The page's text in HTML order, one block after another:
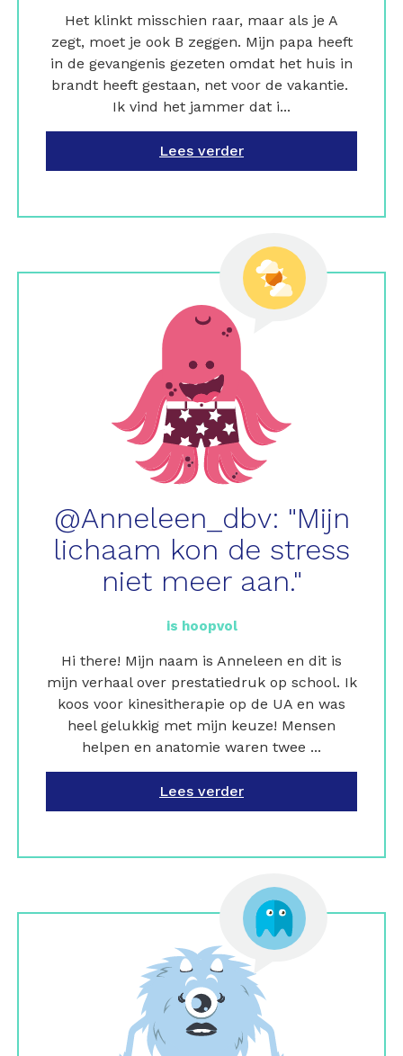
Het klinkt misschien raar, maar als je A
zegt, moet je ook B zeggen. Mijn papa heeft
in de gevangenis gezeten omdat het huis in
brandt heeft gestaan, net voor de vakantie.
Ik vind het jammer dat i...
Lees verder
@Anneleen_dbv: "Mijn
lichaam kon de stress
niet meer aan."
is hoopvol
Hi there! Mijn naam is Anneleen en dit is
mijn verhaal over prestatiedruk op school. Ik
koos voor kinesitherapie op de UA en was
heel gelukkig met mijn keuze! Mensen
helpen en anatomie waren twee ...
Lees verder